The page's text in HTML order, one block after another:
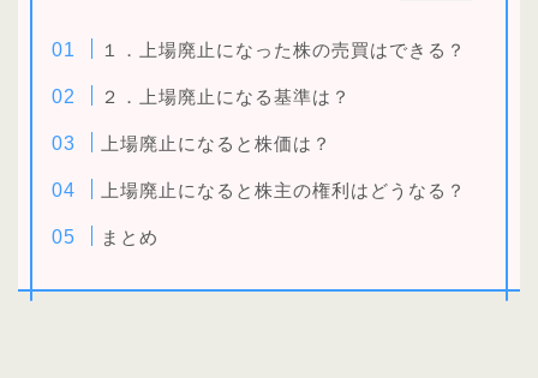
１．上場廃止になった株の売買はできる？
２．上場廃止になる基準は？
上場廃止になると株価は？
上場廃止になると株主の権利はどうなる？
まとめ